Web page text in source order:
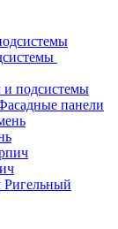
подсистемы
панели
Ригельный